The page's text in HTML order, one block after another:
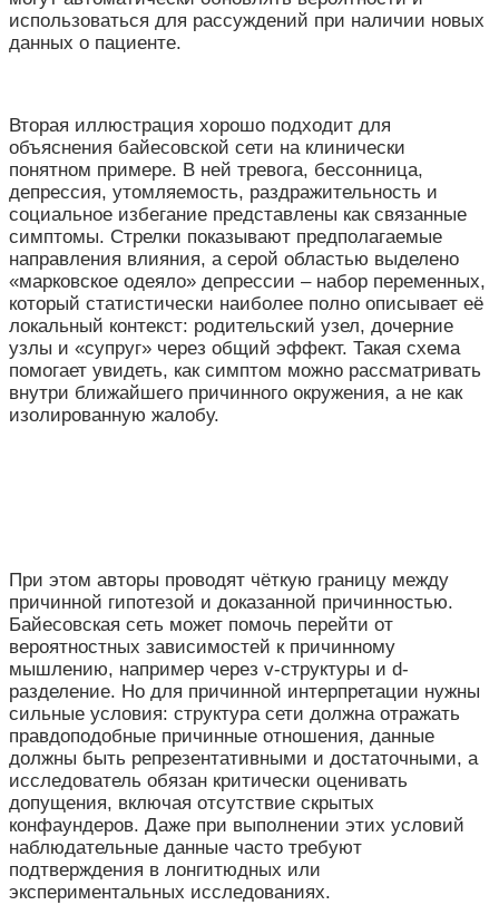
использоваться для рассуждений при наличии новых
данных о пациенте.
Вторая иллюстрация хорошо подходит для
объяснения байесовской сети на клинически
понятном примере. В ней тревога, бессонница,
депрессия, утомляемость, раздражительность и
социальное избегание представлены как связанные
симптомы. Стрелки показывают предполагаемые
направления влияния, а серой областью выделено
«марковское одеяло» депрессии – набор переменных,
который статистически наиболее полно описывает её
локальный контекст: родительский узел, дочерние
узлы и «супруг» через общий эффект. Такая схема
помогает увидеть, как симптом можно рассматривать
внутри ближайшего причинного окружения, а не как
изолированную жалобу.
При этом авторы проводят чёткую границу между
причинной гипотезой и доказанной причинностью.
Байесовская сеть может помочь перейти от
вероятностных зависимостей к причинному
мышлению, например через v-структуры и d-
разделение. Но для причинной интерпретации нужны
сильные условия: структура сети должна отражать
правдоподобные причинные отношения, данные
должны быть репрезентативными и достаточными, а
исследователь обязан критически оценивать
допущения, включая отсутствие скрытых
конфаундеров. Даже при выполнении этих условий
наблюдательные данные часто требуют
подтверждения в лонгитюдных или
экспериментальных исследованиях.